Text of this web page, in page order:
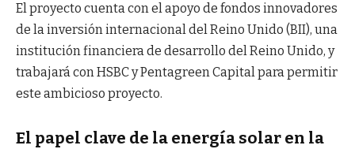
El proyecto cuenta con el apoyo de fondos innovadores
de la inversión internacional del Reino Unido (BII), una
institución financiera de desarrollo del Reino Unido, y
trabajará con HSBC y Pentagreen Capital para permitir
este ambicioso proyecto.
El papel clave de la energía solar en la